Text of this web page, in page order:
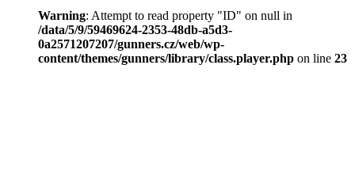
Warning: Attempt to read property "ID" on null in
/data/5/9/59469624-2353-48db-a5d3-
0a2571207207/gunners.cz/web/wp-
content/themes/gunners/library/class.player.php on line 23